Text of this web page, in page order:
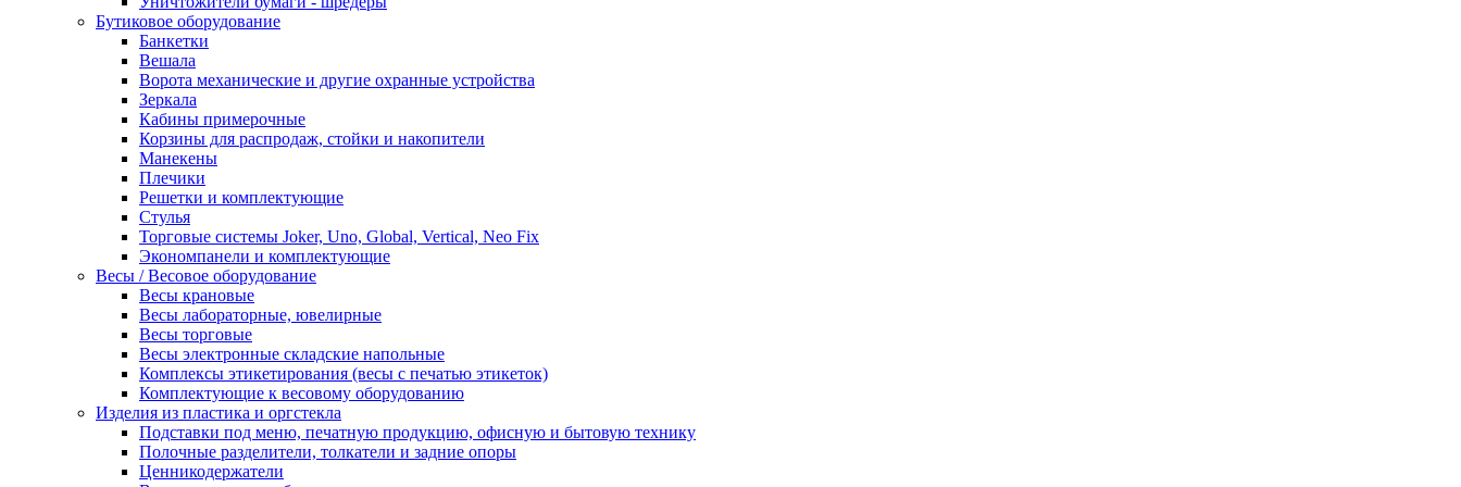
Бутиковое оборудование
Банкетки
Вешала
Ворота механические и другие охранные устройства
Зеркала
Кабины примерочные
Корзины для распродаж, стойки и накопители
Манекены
Плечики
Решетки и комплектующие
Стулья
Торговые системы Joker, Uno, Global, Vertical, Neo Fix
Экономпанели и комплектующие
Весы / Весовое оборудование
Весы крановые
Весы лабораторные, ювелирные
Весы торговые
Весы электронные складские напольные
Комплексы этикетирования (весы с печатью этикеток)
Комплектующие к весовому оборудованию
Изделия из пластика и оргстекла
Подставки под меню, печатную продукцию, офисную и бытовую технику
Полочные разделители, толкатели и задние опоры
Ценникодержатели